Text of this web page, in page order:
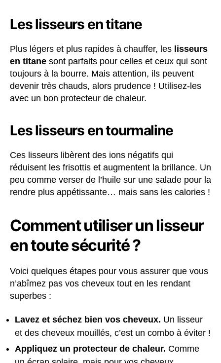
Les lisseurs en titane
Plus légers et plus rapides à chauffer, les lisseurs
en titane sont parfaits pour celles et ceux qui sont
toujours à la bourre. Mais attention, ils peuvent
devenir très chauds, alors prudence ! Utilisez-les
avec un bon protecteur de chaleur.
Les lisseurs en tourmaline
Ces lisseurs libèrent des ions négatifs qui
réduisent les frisottis et augmentent la brillance. Un
peu comme verser de l’huile sur une salade pour la
rendre plus appétissante… mais sans les calories !
Comment utiliser un lisseur
en toute sécurité ?
Voici quelques étapes pour vous assurer que vous
n’abîmez pas vos cheveux tout en les rendant
superbes :
Lavez et séchez bien vos cheveux. Un lisseur
et des cheveux mouillés, c’est un combo à éviter !
Appliquez un protecteur de chaleur. Comme